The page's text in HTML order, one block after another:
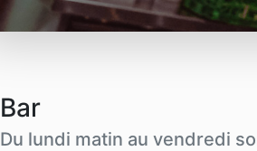
Bar
Du lundi matin au vendredi